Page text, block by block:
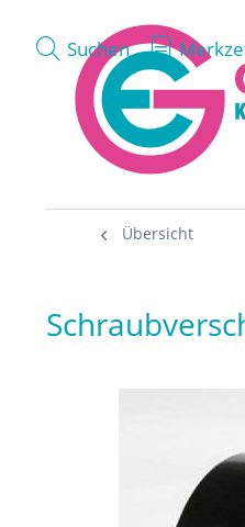
Suchen
Übersicht